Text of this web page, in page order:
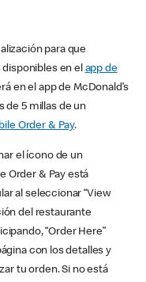
para que
en el app de
en el app de McDonald’s
de 5 millas de un
Order & Pay.
el ícono de un
Order & Pay está
al seleccionar “View
del restaurante
“Order Here”
con los detalles y
tu orden. Si no está